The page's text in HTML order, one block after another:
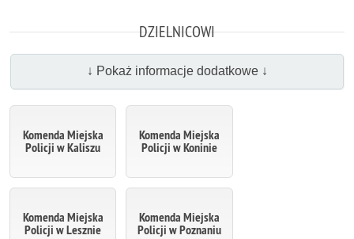
DZIELNICOWI
↓ Pokaż informacje dodatkowe ↓
Komenda Miejska
Policji w Kaliszu
Komenda Miejska
Policji w Koninie
Komenda Miejska
Policji w Lesznie
Komenda Miejska
Policji w Poznaniu